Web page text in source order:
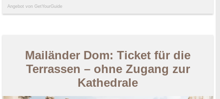
Angebot von GetYourGuide
Mailänder Dom: Ticket für die
Terrassen – ohne Zugang zur
Kathedrale